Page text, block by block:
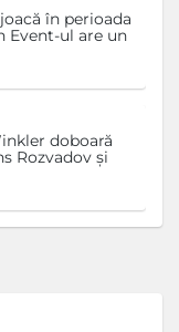
în perioada
Event-ul are un
doboară
Rozvadov și